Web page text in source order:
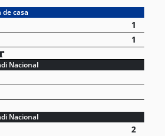
de casa
1
1
Nacional
Nacional
2